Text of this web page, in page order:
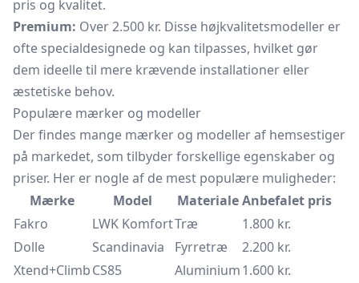
pris og kvalitet.
Premium: Over 2.500 kr. Disse højkvalitetsmodeller er
ofte specialdesignede og kan tilpasses, hvilket gør
dem ideelle til mere krævende installationer eller
æstetiske behov.
Populære mærker og modeller
Der findes mange mærker og modeller af hemsestiger
på markedet, som tilbyder forskellige egenskaber og
priser. Her er nogle af de mest populære muligheder:
Mærke
Model Materiale Anbefalet pris
Fakro
LWK KomfortTræ
1.800 kr.
Dolle
Scandinavia Fyrretræ
2.200 kr.
Xtend+ClimbCS85 Aluminium1.600 kr.